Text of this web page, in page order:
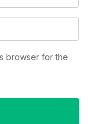
browser for the